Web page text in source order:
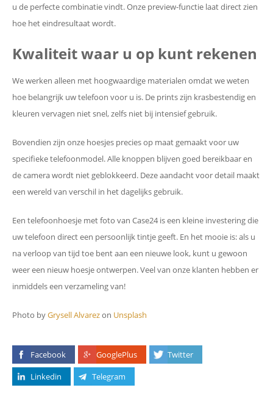
u de perfecte combinatie vindt. Onze preview-functie laat direct zien
hoe het eindresultaat wordt.
Kwaliteit waar u op kunt rekenen
We werken alleen met hoogwaardige materialen omdat we weten
hoe belangrijk uw telefoon voor u is. De prints zijn krasbestendig en
kleuren vervagen niet snel, zelfs niet bij intensief gebruik.
Bovendien zijn onze hoesjes precies op maat gemaakt voor uw
specifieke telefoonmodel. Alle knoppen blijven goed bereikbaar en
de camera wordt niet geblokkeerd. Deze aandacht voor detail maakt
een wereld van verschil in het dagelijks gebruik.
Een telefoonhoesje met foto van Case24 is een kleine investering die
uw telefoon direct een persoonlijk tintje geeft. En het mooie is: als u
na verloop van tijd toe bent aan een nieuwe look, kunt u gewoon
weer een nieuw hoesje ontwerpen. Veel van onze klanten hebben er
inmiddels een verzameling van!
Photo byGrysell Alvarezon Unsplash
Facebook GooglePlus
Twitter
Linkedin
Telegram